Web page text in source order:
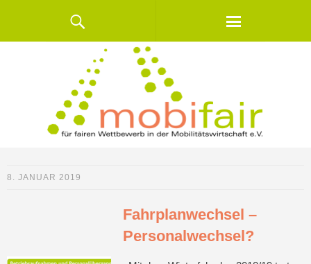
8. JANUAR 2019
Fahrplanwechsel –
Personalwechsel?